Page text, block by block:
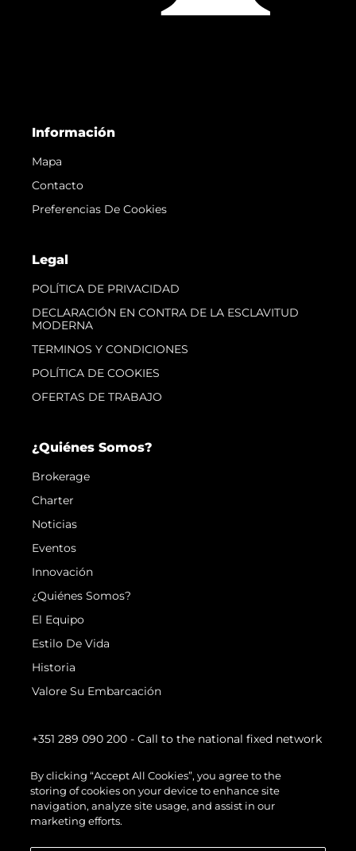
Información
Mapa
Contacto
Preferencias De Cookies
Legal
POLÍTICA DE PRIVACIDAD
DECLARACIÓN EN CONTRA DE LA ESCLAVITUD
MODERNA
TERMINOS Y CONDICIONES
POLÍTICA DE COOKIES
OFERTAS DE TRABAJO
¿Quiénes Somos?
Brokerage
Charter
Noticias
Eventos
Innovación
¿Quiénes Somos?
El Equipo
Estilo De Vida
Historia
Valore Su Embarcación
+351 289 090 200 - Call to the national fixed network
By clicking “Accept All Cookies”, you agree to the
storing of cookies on your device to enhance site
navigation, analyze site usage, and assist in our
marketing efforts.